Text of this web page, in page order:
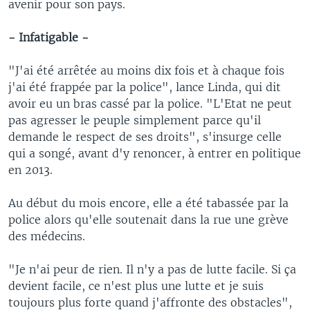
avenir pour son pays.
- Infatigable -
"J'ai été arrêtée au moins dix fois et à chaque fois
j'ai été frappée par la police", lance Linda, qui dit
avoir eu un bras cassé par la police. "L'Etat ne peut
pas agresser le peuple simplement parce qu'il
demande le respect de ses droits", s'insurge celle
qui a songé, avant d'y renoncer, à entrer en politique
en 2013.
Au début du mois encore, elle a été tabassée par la
police alors qu'elle soutenait dans la rue une grève
des médecins.
"Je n'ai peur de rien. Il n'y a pas de lutte facile. Si ça
devient facile, ce n'est plus une lutte et je suis
toujours plus forte quand j'affronte des obstacles",